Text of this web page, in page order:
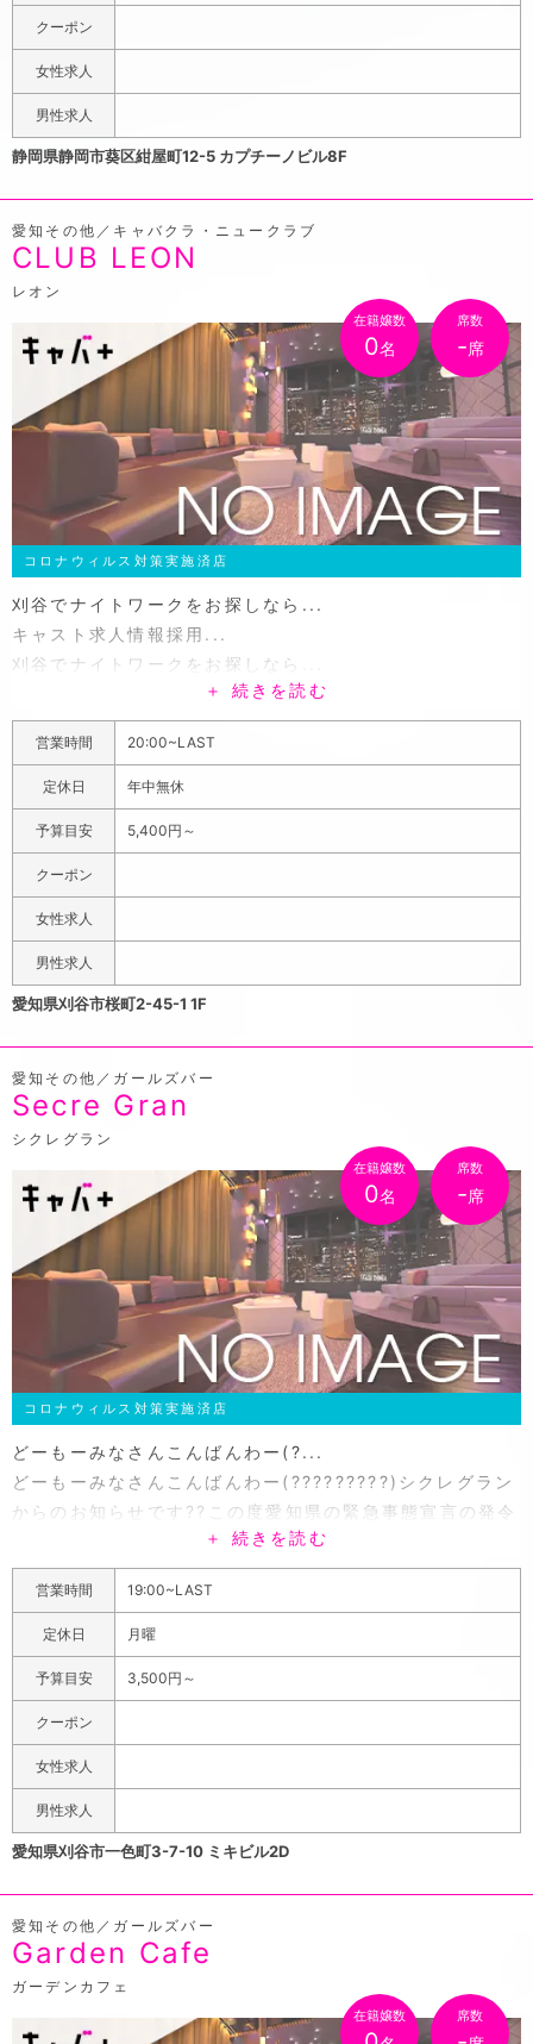
クーポン
女性求人
男性求人
静岡県静岡市葵区紺屋町12-5 カプチーノビル8F
愛知その他／キャバクラ・ニュークラブ
CLUB LEON
レオン
在籍嬢数
0名
席数
-席
コロナウィルス対策実施済店
刈谷でナイトワークをお探しなら...
キャスト求人情報採用...
刈谷でナイトワークをお探しなら...
JR・名鉄刈谷駅から徒歩5分と歩いてすぐの場所にあるキ
ャバクラで、駅からも近く、非常に便利なアクセスになっ
ています。キャストはタイプ別に数多く在籍しており、キ
レイ系からカワイイ系までを揃えているのであなたの気分
に合った女の子と一緒にお楽しみできます。BOX席がメイ
ンのゆったりとしたソファ席は、おひとり様・団体様問わ
ずどなたにでもゆっくりできる空間で時間を忘れて寛げま
す。また飲み放題のメニューも充実しており、生ビールを
はじめ酎ハイ各種も飲み放題で楽しめるので、お酒の種類
に飽きることもありません。
＋ 続きを読む
営業時間 20:00~LAST
定休日 年中無休
予算目安 5,400円～
クーポン
女性求人
男性求人
愛知県刈谷市桜町2-45-1 1F
愛知その他／ガールズバー
Secre Gran
シクレグラン
在籍嬢数
0名
席数
-席
コロナウィルス対策実施済店
どーもーみなさんこんばんわー(?...
どーもーみなさんこんばんわー(?????????)シクレグラン
からのお知らせです??この度愛知県の緊急事態宣言の発令
を受けまして5/12~5/31まで臨時休業させて頂く事にな
りました(´×ω×`)今回はお酒の提供ができないので。。。
休業する事にしました。皆様ご理解頂けると幸いです。1
日でも宣言が解除され通常営業ができ、みなさんにまた会
える日を従業員一同楽しみにしております(゜▼゜＊）営
業再開しましたらまたよろしくお願いします！！みなさん
コロナウィルスにはお気をつけてー(´×ω×`)(´×ω×`)
(´×ω×`)(´×ω×`)(´×ω×`)(´×ω×`)(´×ω×`)▼ 電話番
号 ▼0566-95-9808090-3955-7318求人情報▼
営業時間 ▼19:00~LAST
駅から少し離れてる、隠れ家みたいなガールズバーのシク
ですが、駅が遠くても大丈夫!!無料送迎を実施しています
♪駅までの送り迎えも対応しているので安心してゆっくり
飲めますよ☆※サービスの一環としてやっておりますの
で、送迎の範囲外の場合は、対応しかねます!!※お店の状
況にもよりますので、詳しくは、一度お店にお電話してご
＋ 続きを読む
営業時間 19:00~LAST
定休日 月曜
予算目安 3,500円～
クーポン
女性求人
男性求人
愛知県刈谷市一色町3-7-10 ミキビル2D
愛知その他／ガールズバー
Garden Cafe
ガーデンカフェ
在籍嬢数 席数